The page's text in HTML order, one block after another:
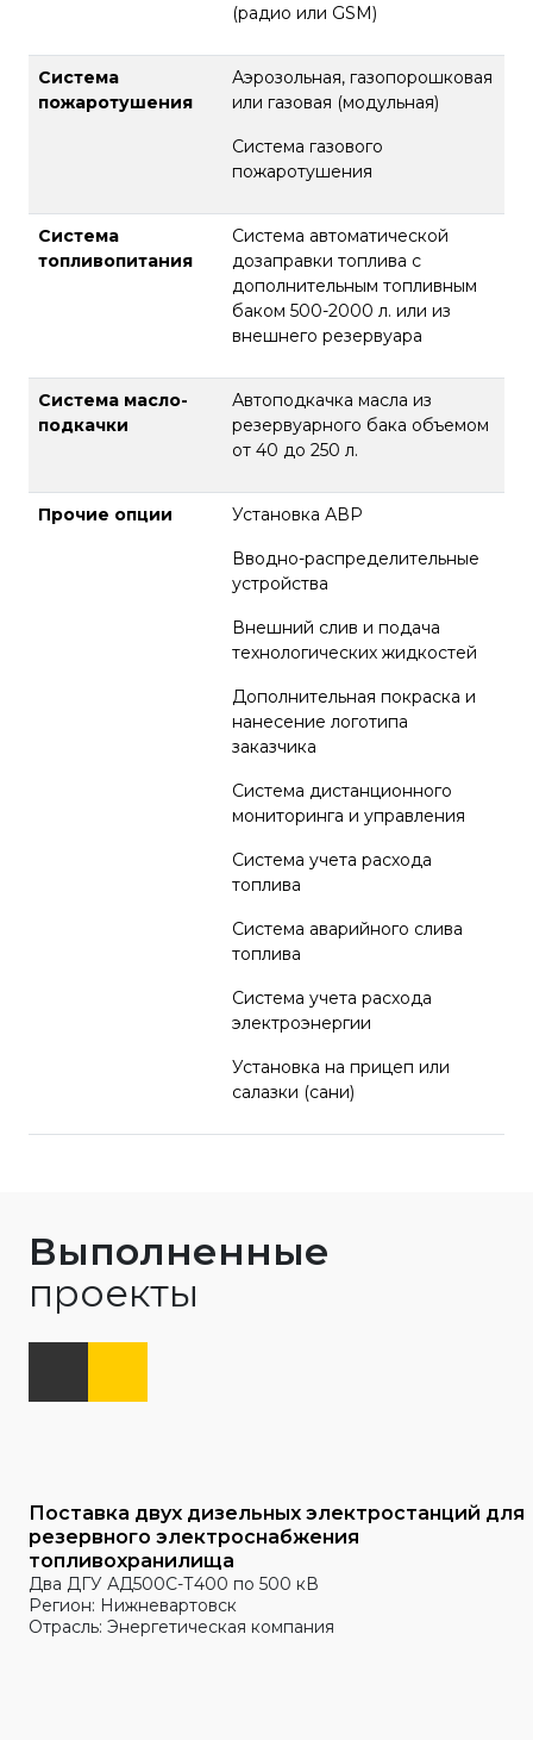
(радио или GSM)
Система
пожаротушения
Аэрозольная, газопорошковая
или газовая (модульная)
Система газового
пожаротушения
Система
топливопитания
Система автоматической
дозаправки топлива с
дополнительным топливным
баком 500-2000 л. или из
внешнего резервуара
Система масло-
подкачки
Автоподкачка масла из
резервуарного бака объемом
от 40 до 250 л.
Прочие опции Установка АВР
Вводно-распределительные
устройства
Внешний слив и подача
технологических жидкостей
Дополнительная покраска и
нанесение логотипа
заказчика
Система дистанционного
мониторинга и управления
Система учета расхода
топлива
Система аварийного слива
топлива
Система учета расхода
электроэнергии
Установка на прицеп или
салазки (сани)
Выполненные
проекты
Поставка двух дизельных электростанций для
резервного электроснабжения
топливохранилища
Два ДГУ АД500С-Т400 по 500 кВ
Регион: Нижневартовск
Отрасль: Энергетическая компания